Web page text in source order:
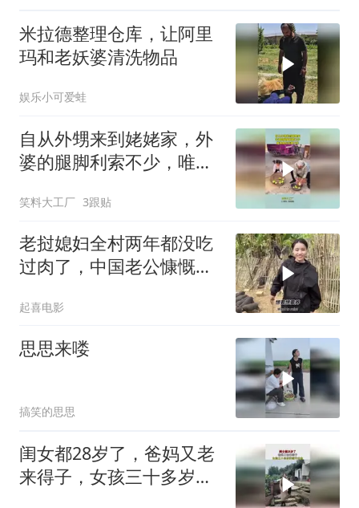
米拉德整理仓库，让阿里
玛和老妖婆清洗物品
娱乐小可爱蛙
自从外甥来到姥姥家，外
婆的腿脚利索不少，唯独
笑料大工厂 3跟贴
老挝媳妇全村两年都没吃
过肉了，中国老公慷慨解
起喜电影
思思来喽
搞笑的思思
闺女都28岁了，爸妈又老
来得子，女孩三十多岁还